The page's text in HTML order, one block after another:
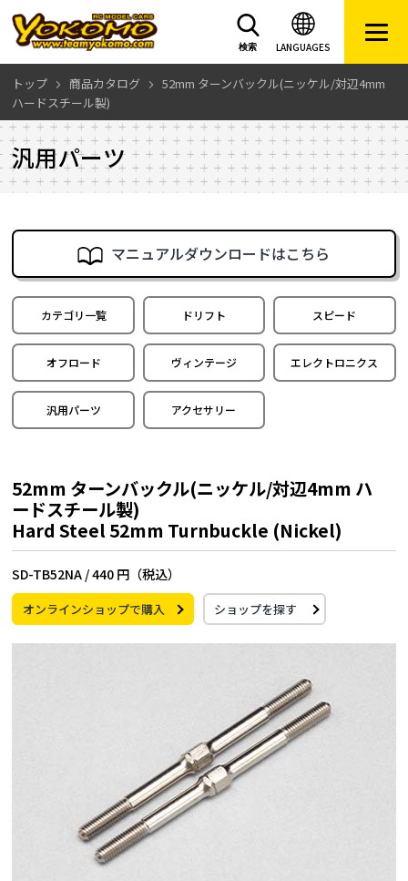
LANGUAGES
検索
トップ 商品カタログ
52mm ターンバックル(ニッケル/対辺4mm
ハードスチール製)
汎用パーツ
マニュアルダウンロードはこちら
カテゴリ一覧 ドリフト スピード
オフロード ヴィンテージ エレクトロニクス
汎用パーツ アクセサリー
52mm ターンバックル(ニッケル/対辺4mm ハ
ードスチール製)
Hard Steel 52mm Turnbuckle (Nickel)
SD-TB52NA /440 円（税込）
オンラインショップで購入 ショップを探す